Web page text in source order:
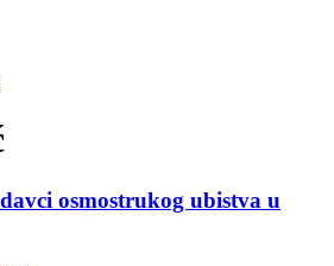
osmostrukog ubistva u